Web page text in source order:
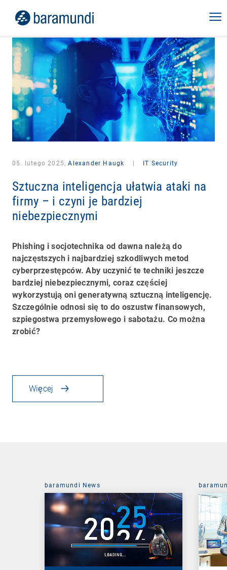
05. lutego 2025,Alexander Haugk IT Security
Sztuczna inteligencja ułatwia ataki na
firmy – i czyni je bardziej
niebezpiecznymi
Phishing i socjotechnika od dawna należą do
najczęstszych i najbardziej szkodliwych metod
cyberprzestępców. Aby uczynić te techniki jeszcze
bardziej niebezpiecznymi, coraz częściej
wykorzystują oni generatywną sztuczną inteligencję.
Szczególnie odnosi się to do oszustw finansowych,
szpiegostwa przemysłowego i sabotażu. Co można
zrobić?
Więcej
baramundi News